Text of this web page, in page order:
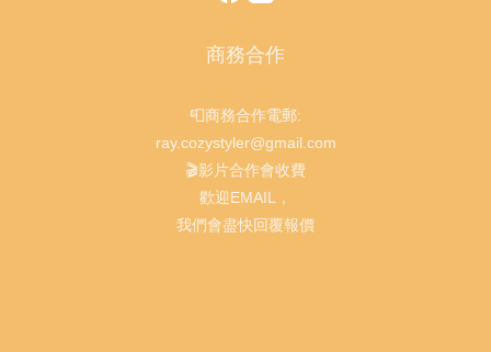
商務合作
📮商務合作電郵:
ray.cozystyler@gmail.com
🎬影片合作會收費
歡迎EMAIL，
我們會盡快回覆報價